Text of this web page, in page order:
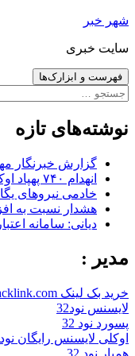
رفتن
نوشته‌ها
شهر خبر
سایت خبری
فهرست و ابزارک‌ها
جستجو
نوشته‌های تازه
گزارش خبرنگار
انهدام ۷۴۰ پهپاد اوکراینی طی یک روز
خادمی نیروهای
هشدار نسبت به
دیانی: سامانه
مدیر :
خرید بک لینک behtarinbacklink.com
لایسنس نود32
پسورد نود 32
اوکلی لایسنس رایگان نود 32
همیار نود 32